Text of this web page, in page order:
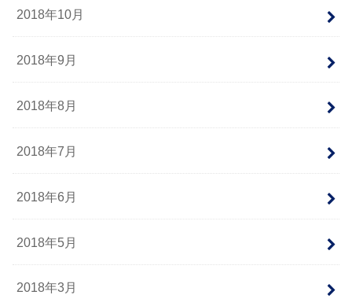
2018年10月
2018年9月
2018年8月
2018年7月
2018年6月
2018年5月
2018年3月